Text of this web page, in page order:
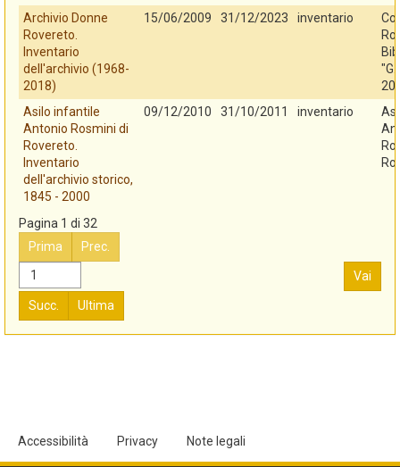
Archivio Donne
Rovereto.
Inventario
dell'archivio (1968-
2018)
15/06/2009 31/12/2023 inventario
Asilo infantile
Antonio Rosmini di
Rovereto.
Inventario
dell'archivio storico,
1845 - 2000
09/12/2010 31/10/2011 inventario
Pagina 1 di 32
Prima
Prec.
Vai
Succ. Ultima
Accessibilità Privacy Note legali